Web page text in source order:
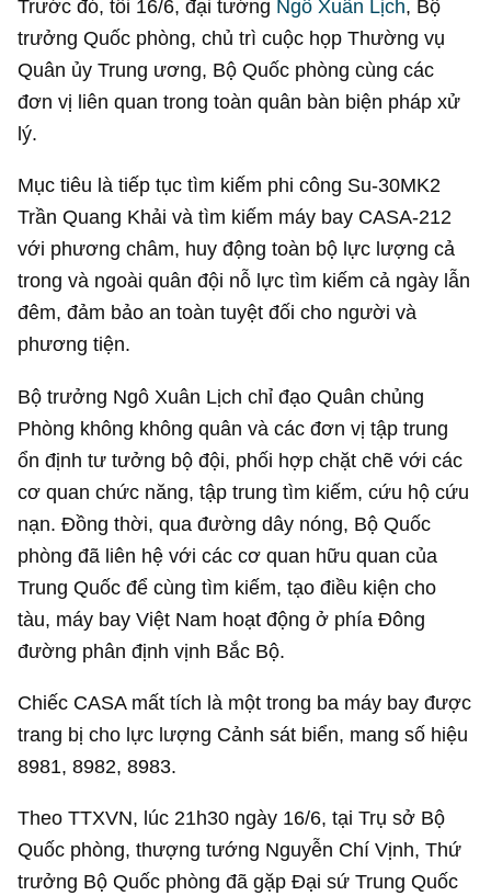
Trước đó, tối 16/6, đại tướng Ngô Xuân Lịch, Bộ
trưởng Quốc phòng, chủ trì cuộc họp Thường vụ
Quân ủy Trung ương, Bộ Quốc phòng cùng các
đơn vị liên quan trong toàn quân bàn biện pháp xử
lý.
Mục tiêu là tiếp tục tìm kiếm phi công Su-30MK2
Trần Quang Khải và tìm kiếm máy bay CASA-212
với phương châm, huy động toàn bộ lực lượng cả
trong và ngoài quân đội nỗ lực tìm kiếm cả ngày lẫn
đêm, đảm bảo an toàn tuyệt đối cho người và
phương tiện.
Bộ trưởng Ngô Xuân Lịch chỉ đạo Quân chủng
Phòng không không quân và các đơn vị tập trung
ổn định tư tưởng bộ đội, phối hợp chặt chẽ với các
cơ quan chức năng, tập trung tìm kiếm, cứu hộ cứu
nạn. Đồng thời, qua đường dây nóng, Bộ Quốc
phòng đã liên hệ với các cơ quan hữu quan của
Trung Quốc để cùng tìm kiếm, tạo điều kiện cho
tàu, máy bay Việt Nam hoạt động ở phía Đông
đường phân định vịnh Bắc Bộ.
Chiếc CASA mất tích là một trong ba máy bay được
trang bị cho lực lượng Cảnh sát biển, mang số hiệu
8981, 8982, 8983.
Theo TTXVN, lúc 21h30 ngày 16/6, tại Trụ sở Bộ
Quốc phòng, thượng tướng Nguyễn Chí Vịnh, Thứ
trưởng Bộ Quốc phòng đã gặp Đại sứ Trung Quốc